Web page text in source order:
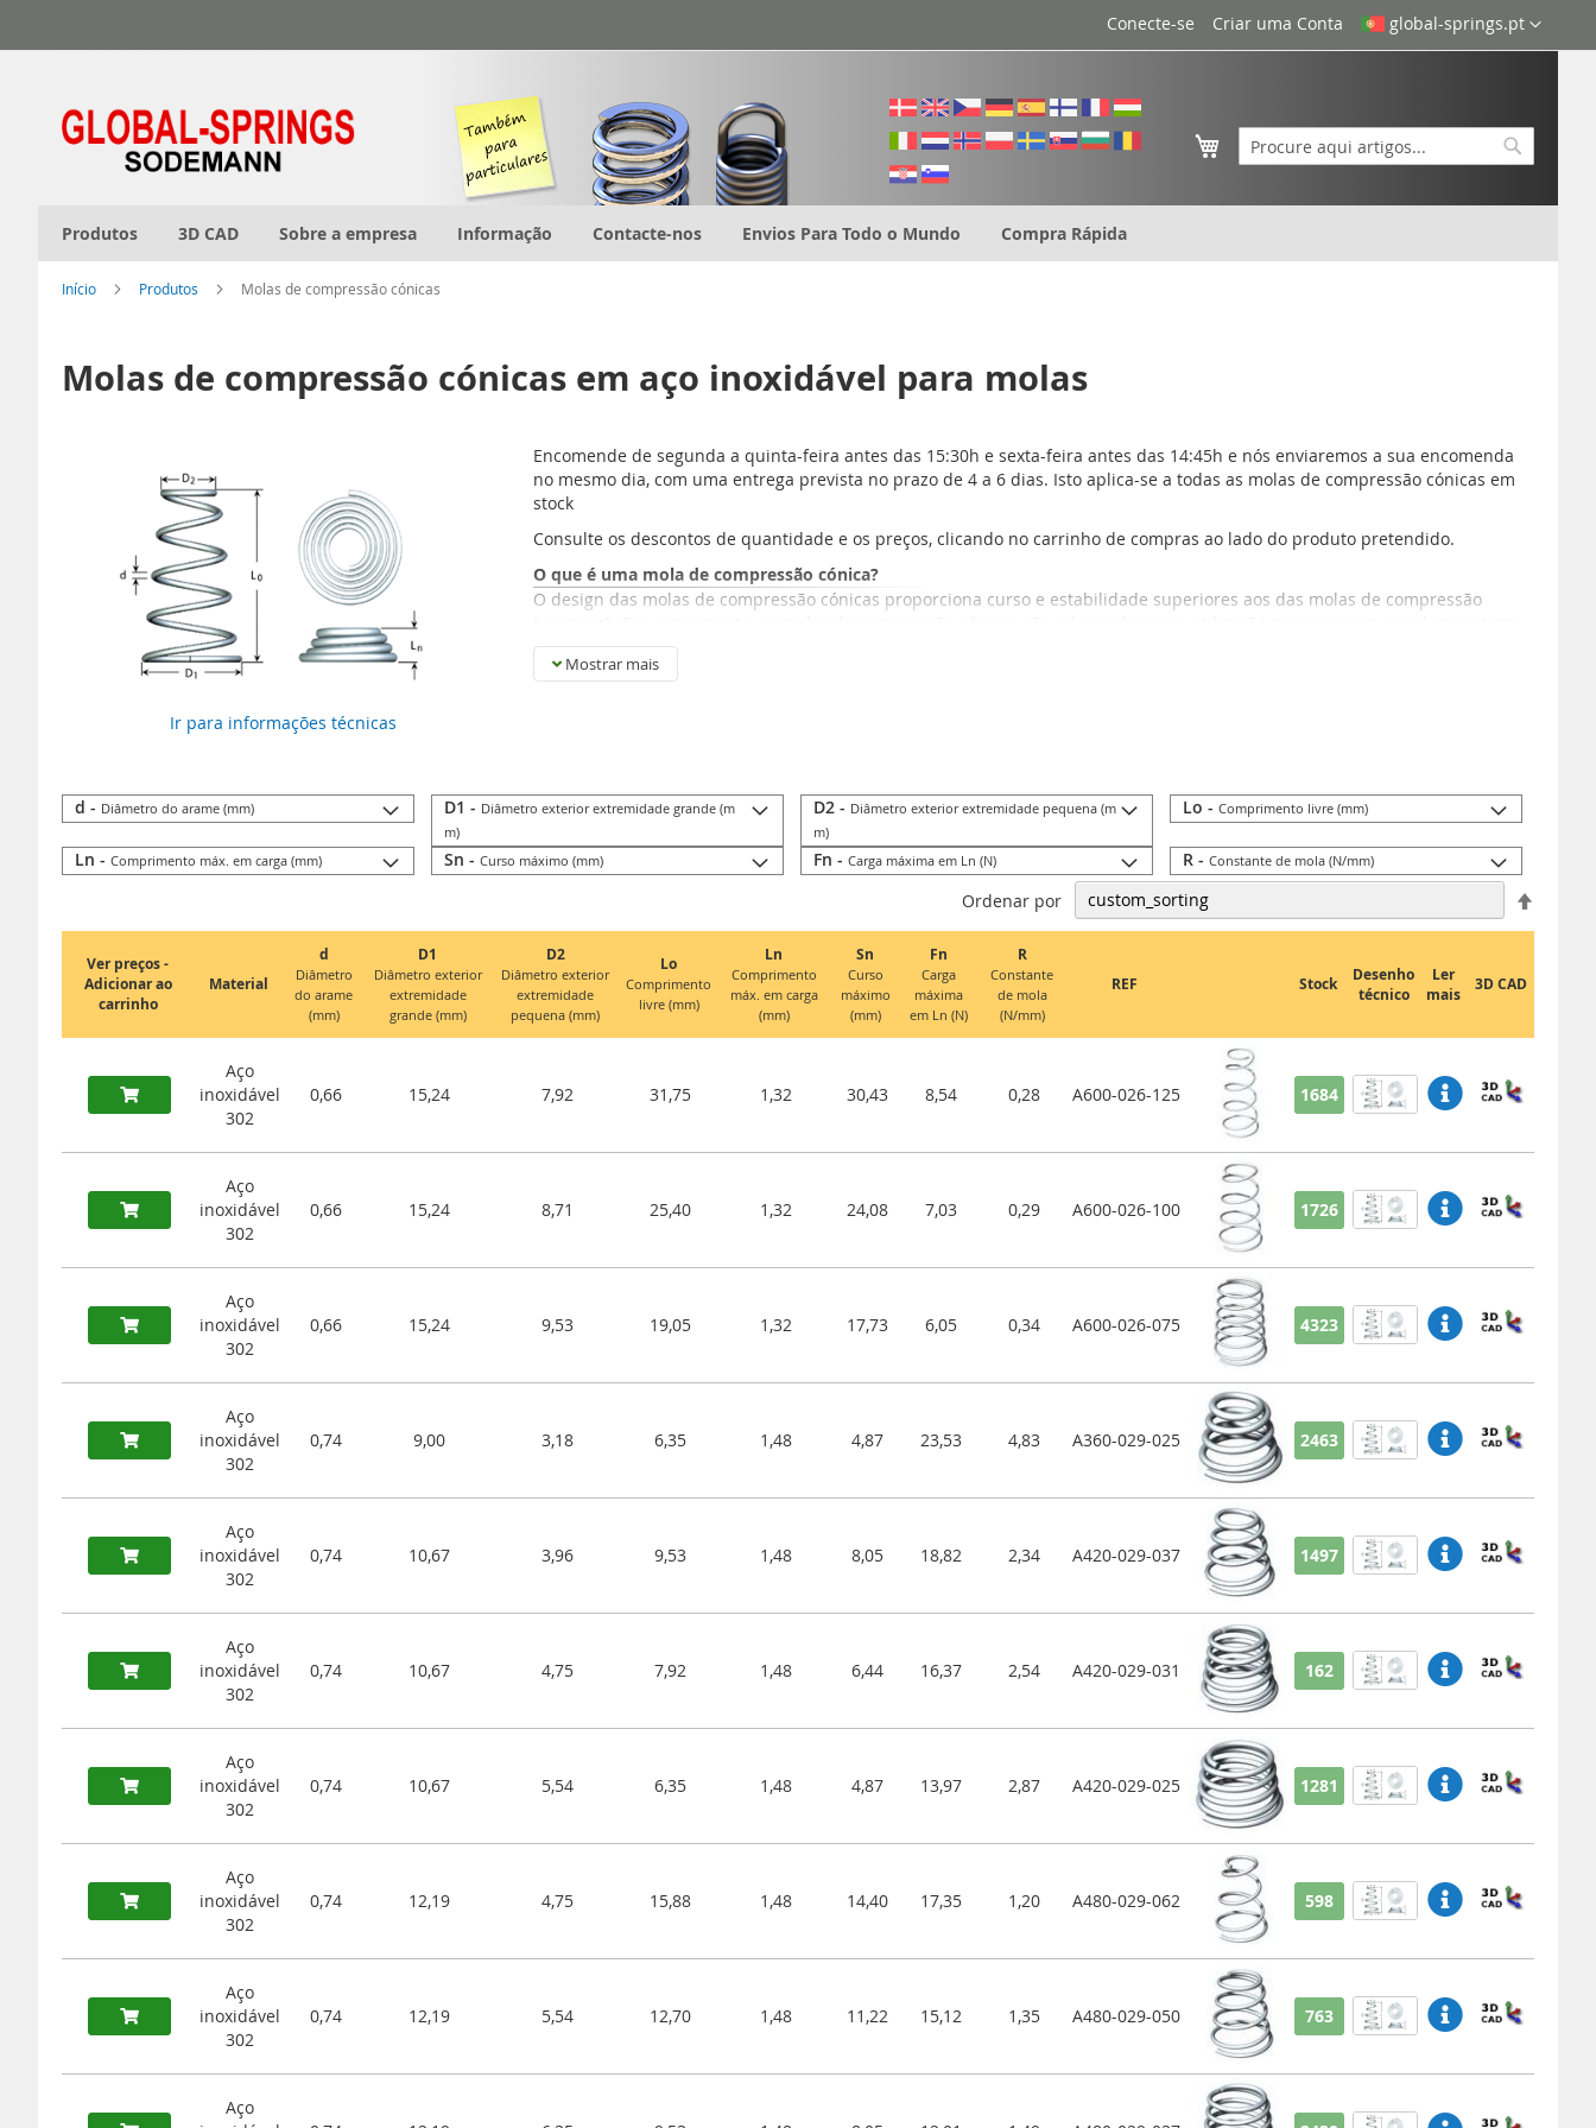
para
Idiomaglobal-springs.pt
Conecte-se Criar uma Conta
O Meu Carrinho
Search
Produtos 3D CAD Sobre a empresa Informação Contacte-nos Envios Para Todo o Mundo Compra Rápida
Início Produtos Molas de compressão cónicas
Molas de compressão cónicas em aço inoxidável para molas
Ir para informações técnicas
Encomende de segunda a quinta-feira antes das 15:30h e sexta-feira antes das 14:45h e nós enviaremos a sua encomenda
no mesmo dia, com uma entrega prevista no prazo de 4 a 6 dias. Isto aplica-se a todas as molas de compressão cónicas em
stock
Consulte os descontos de quantidade e os preços, clicando no carrinho de compras ao lado do produto pretendido.
O que é uma mola de compressão cónica?
O design das molas de compressão cónicas proporciona curso e estabilidade superiores aos das molas de compressão
a estabilidade e um comprimento comprimido curto.
Mostrar mais
d - Diâmetro do arame (mm) D1 - Diâmetro exterior extremidade grande (m
m)
D2 - Diâmetro exterior extremidade pequena (m
m)
Lo - Comprimento livre (mm)
Ln - Comprimento máx. em carga (mm) Sn - Curso máximo (mm) Fn - Carga máxima em Ln (N) R - Constante de mola (N/mm)
Ordenar por
Ver preços -
Adicionar ao
carrinho
Material
d
Diâmetro
do arame
(mm)
D1
Diâmetro exterior
extremidade
grande (mm)
D2
Diâmetro exterior
extremidade
pequena (mm)
Lo
Comprimento
livre (mm)
Ln
Comprimento
máx. em carga
(mm)
Sn
Curso
máximo
(mm)
Fn
Carga
máxima
em Ln (N)
R
Constante
de mola
(N/mm)
REF Stock
Desenho
técnico
Ler
mais
3D CAD
Aço
inoxidável
302
0,66 15,24 7,92 31,75 1,32 30,43 8,54 0,28 A600-026-125 1684
Aço
inoxidável
302
0,66 15,24 8,71 25,40 1,32 24,08 7,03 0,29 A600-026-100 1726
Aço
inoxidável
302
0,66 15,24 9,53 19,05 1,32 17,73 6,05 0,34 A600-026-075 4323
Aço
inoxidável
302
0,74 9,00 3,18 6,35 1,48 4,87 23,53 4,83 A360-029-025 2463
Aço
inoxidável
302
0,74 10,67 3,96 9,53 1,48 8,05 18,82 2,34 A420-029-037 1497
Aço
inoxidável
302
0,74 10,67 4,75 7,92 1,48 6,44 16,37 2,54 A420-029-031 162
Aço
inoxidável
302
0,74 10,67 5,54 6,35 1,48 4,87 13,97 2,87 A420-029-025 1281
Aço
inoxidável
302
0,74 12,19 4,75 15,88 1,48 14,40 17,35 1,20 A480-029-062 598
Aço
inoxidável
302
0,74 12,19 5,54 12,70 1,48 11,22 15,12 1,35 A480-029-050 763
Aço